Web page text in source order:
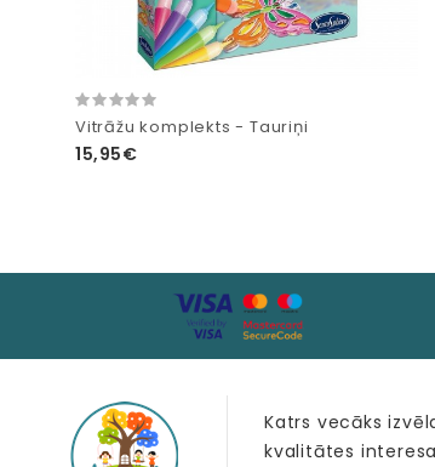
Vitrāžu komplekts - Tauriņi
15,95€
Katrs vecāks
kvalitātes